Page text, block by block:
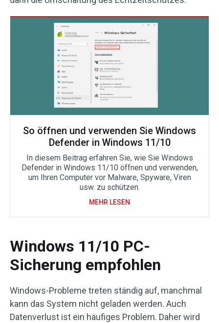
So öffnen und verwenden Sie Windows
Defender in Windows 11/10
In diesem Beitrag erfahren Sie, wie Sie Windows
Defender in Windows 11/10 öffnen und verwenden,
um Ihren Computer vor Malware, Spyware, Viren
usw. zu schützen.
MEHR LESEN
Windows 11/10 PC-
Sicherung empfohlen
Windows-Probleme treten ständig auf, manchmal
kann das System nicht geladen werden. Auch
Datenverlust ist ein häufiges Problem. Daher wird